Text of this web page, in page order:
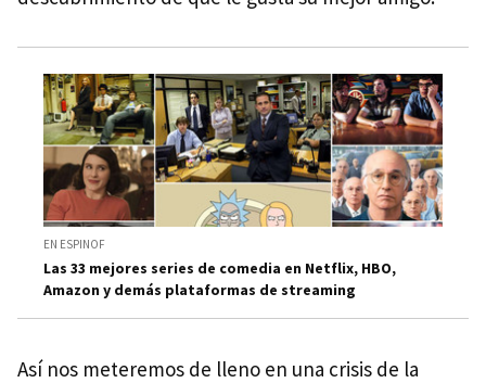
EN ESPINOF
Las 33 mejores series de comedia en Netflix, HBO,
Amazon y demás plataformas de streaming
Así nos meteremos de lleno en una crisis de la